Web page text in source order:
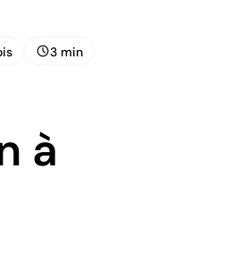
schedule3 min
à